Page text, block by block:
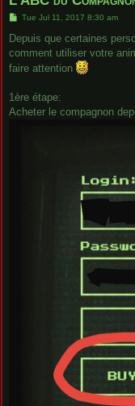
P
s
Tue Jul 11, 2017 8:30 am
Depuis que certaines
comment utiliser votre
faire attention
1ère étape:
Acheter le compagnon